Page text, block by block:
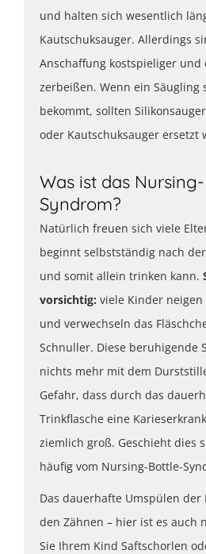
und halten sich wesentlich
Kautschuksauger. Allerdings
Anschaffung kostspieliger und
zerbeißen. Wenn ein Säugling
bekommt, sollten
oder Kautschuksauger ersetzt
Was ist das
Syndrom?
Natürlich freuen sich viele
beginnt selbstständig nach
und somit allein trinken kann.
vorsichtig: viele Kinder
und verwechseln das
Schnuller. Diese beruhigende
nichts mehr mit dem
Gefahr, dass durch das
Trinkflasche eine
ziemlich groß. Geschieht dies
häufig vom Nursing-Bottle-
Das dauerhafte Umspülen der
den Zähnen – hier ist es auch
Sie Ihrem Kind Saftschorlen